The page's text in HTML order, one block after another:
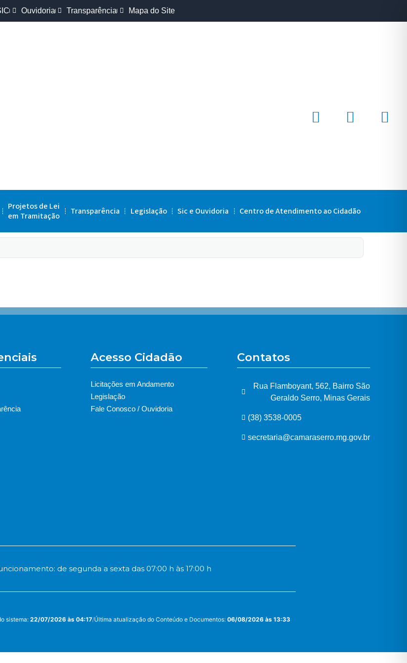
Ouvidoria Transparência Mapa do Site
Projetos de Lei
em Tramitação
Transparência Legislação Sic e Ouvidoria Centro de Atendimento ao Cidadão
Acesso Cidadão
Licitações em Andamento
Legislação
Fale Conosco / Ouvidoria
Contatos
Rua Flamboyant, 562, Bairro São
Geraldo Serro, Minas Gerais
(38) 3538-0005
secretaria@camaraserro.mg.gov.br
de segunda a sexta das 07:00 h às 17:00 h
sistema:22/07/2026 às 04:17/Última atualização do Conteúdo e Documentos: 06/08/2026 às 13:33